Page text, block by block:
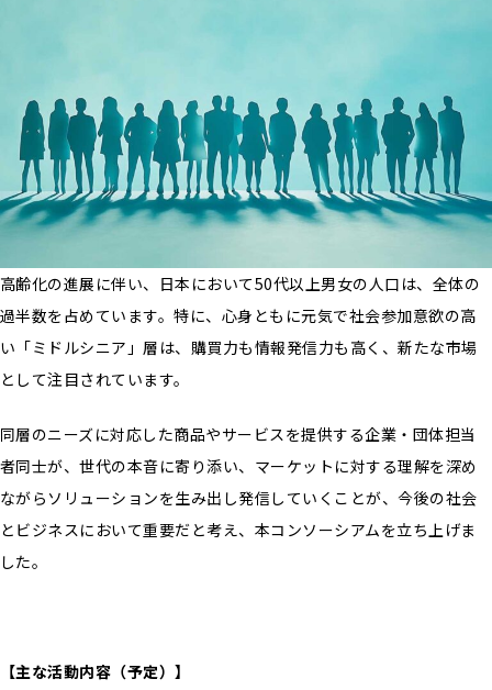
高齢化の進展に伴い、日本において50代以上男女の人口は、全体の
過半数を占めています。特に、心身ともに元気で社会参加意欲の高
い「ミドルシニア」層は、購買力も情報発信力も高く、新たな市場
として注目されています。
同層のニーズに対応した商品やサービスを提供する企業・団体担当
者同士が、世代の本音に寄り添い、マーケットに対する理解を深め
ながらソリューションを生み出し発信していくことが、今後の社会
とビジネスにおいて重要だと考え、本コンソーシアムを立ち上げま
した。
【主な活動内容（予定）】